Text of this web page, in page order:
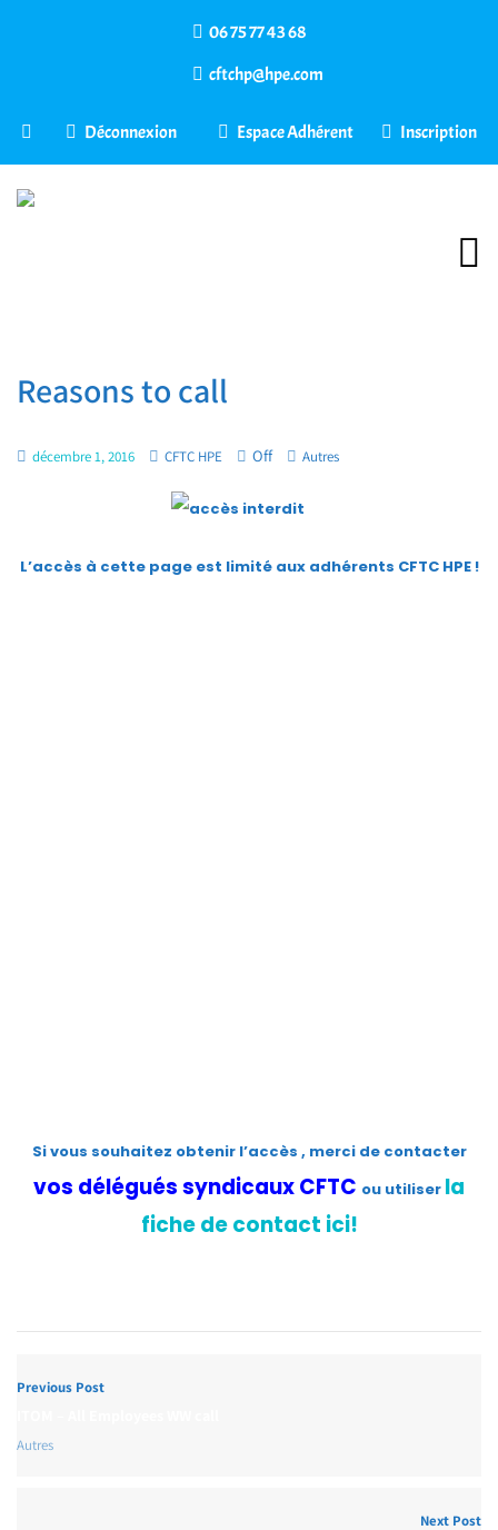
06 75 77 43 68
cftchp@hpe.com
Déconnexion Espace Adhérent Inscription
Reasons to call
décembre 1, 2016 CFTC HPE Off Autres
L’accès à cette page est limité aux adhérents CFTC HPE!
Si vous souhaitez obtenir l’accès , merci de contacter
vos délégués syndicaux CFTC ou utiliser la
fiche de contact ici!
Previous Post
Autres
Next Post